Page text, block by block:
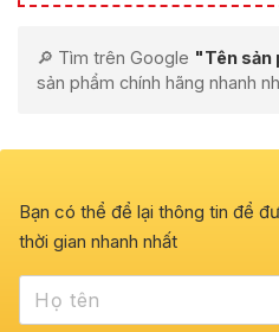
🔎 Tìm trên Google "Tên sản
sản phẩm chính hãng nhanh
Bạn có thể để lại thông tin để
thời gian nhanh nhất